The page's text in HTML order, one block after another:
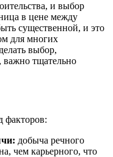
и выбор
в цене между
существенной, и это
для многих
выбор,
важно тщательно
факторов:
добыча речного
чем карьерного, что